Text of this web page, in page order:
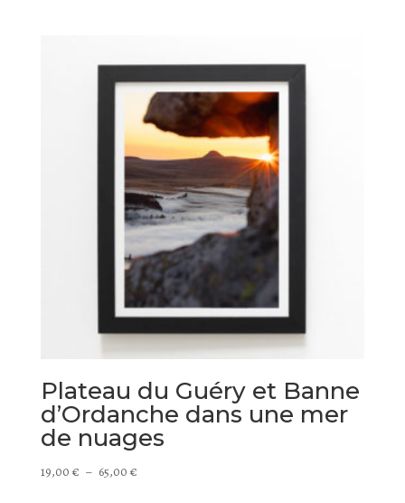
à
95,00 €
Plateau du Guéry et Banne
d’Ordanche dans une mer
de nuages
19,00€ – 65,00€Plage